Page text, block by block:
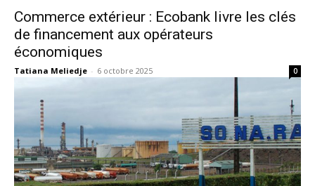
Commerce extérieur : Ecobank livre les clés
de financement aux opérateurs
économiques
Tatiana Meliedje - 6 octobre 2025 0